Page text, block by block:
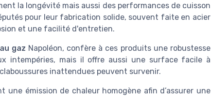
la longévité mais aussi des performances de cuisson
pour leur fabrication solide, souvent faite en acier
et une facilité d'entretien.
gaz Napoléon, confère à ces produits une robustesse
intempéries, mais il offre aussi une surface facile à
inattendues peuvent survenir.
une émission de chaleur homogène afin d’assurer une